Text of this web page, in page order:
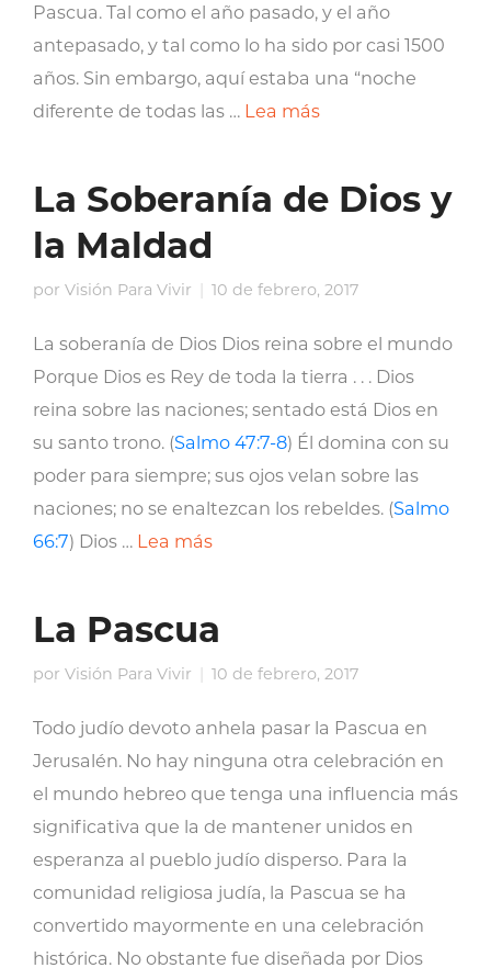
Pascua. Tal como el año pasado, y el año
antepasado, y tal como lo ha sido por casi 1500
años. Sin embargo, aquí estaba una “noche
diferente de todas las … Lea más
La Soberanía de Dios y
la Maldad
por Visión Para Vivir 10 de febrero, 2017
La soberanía de Dios Dios reina sobre el mundo
Porque Dios es Rey de toda la tierra . . . Dios
reina sobre las naciones; sentado está Dios en
su santo trono. (Salmo 47:7-8) Él domina con su
poder para siempre; sus ojos velan sobre las
naciones; no se enaltezcan los rebeldes. (Salmo
66:7) Dios … Lea más
La Pascua
por Visión Para Vivir 10 de febrero, 2017
Todo judío devoto anhela pasar la Pascua en
Jerusalén. No hay ninguna otra celebración en
el mundo hebreo que tenga una influencia más
significativa que la de mantener unidos en
esperanza al pueblo judío disperso. Para la
comunidad religiosa judía, la Pascua se ha
convertido mayormente en una celebración
histórica. No obstante fue diseñada por Dios